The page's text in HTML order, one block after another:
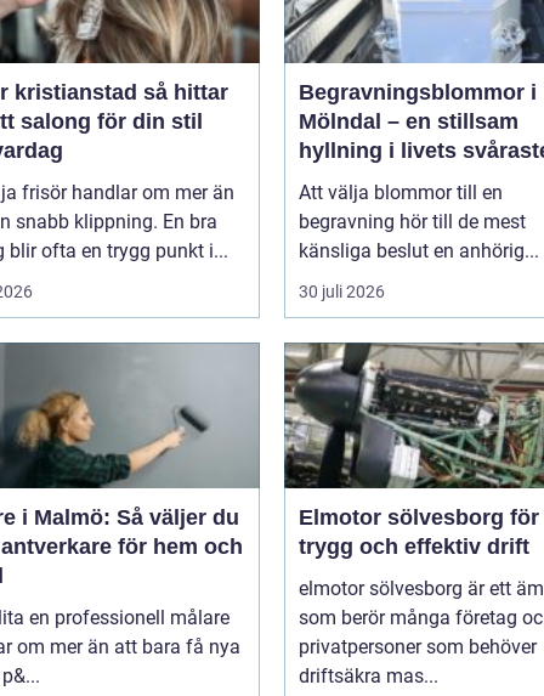
så hittar
salong för din stil
frisör handlar om mer än
snabb klippning. En bra
blir ofta en trygg punkt i...
Begravningsblommor i
Mölndal – en stillsam
hyllning i livets
stund
Att välja blommor till en
begravning hör till de mest
känsliga beslut en anhörig...
30 juli 2026
i Malmö: Så väljer du
för hem och
en professionell målare
om mer än att bara få nya
Elmotor sölvesborg för
trygg och effektiv drift
elmotor sölvesborg är ett
som berör många företag
privatpersoner som behöver
driftsäkra mas...